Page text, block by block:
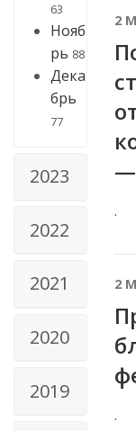
63
Нояб
рь 88
Дека
брь
77
2023
2022
2021
2020
2019
2
—
.
2
.